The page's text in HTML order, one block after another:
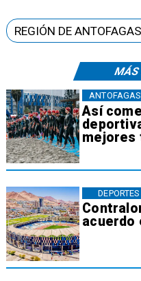
MÁS
Así
mejores
acuerdo
DEPORTES
REGIÓN DE